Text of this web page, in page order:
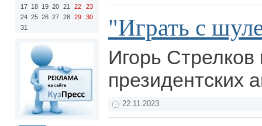
17 18 19 20 21 22
23
24 25 26 27 28 29
30
31
"Играть с
Игорь
президентских
22.11.2023